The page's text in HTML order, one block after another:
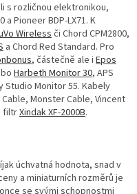
s rozličnou elektronikou,
Pioneer BDP-LX71. K
Wirelessči Chord CPM2800,
a Chord Red Standard. Pro
, částečně ale i Epos
Harbeth Monitor 30, APS
Monitor 55. Kabely
Monster Cable, Vincent
filtrXindak XF-2000B.
úchvatná hodnota, snad v
a miniaturních rozměrů je